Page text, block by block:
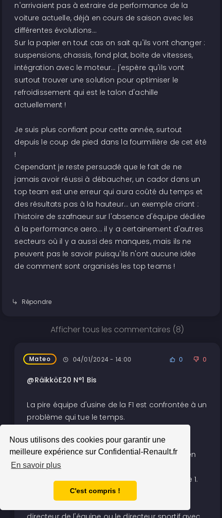
Nous utilisons des cookies pour garantir une
meilleure expérience sur Confidential-Renault.fr
En savoir plus
C'est compris !
n'arrivaient pas à extraire de performance de la
voiture actuelle, déjà en cours de saison avec les
différentes évolutions...
Sur la papier en tout cas on sait qu'ils vont changer :
suspensions, chassis, fond plat, boite de vitesses,
intégration avec le moteur... j'espère qu'ils vont
surtout trouver une solution pour optimiser le
refroidissement qui est le talon d'achille
actuellement !
Je suis plus confiant pour cette année, surtout
depuis le coup de pied dans la fourmilière de cet été
!
Cependant je reste persuadé que le fait de ne
jamais avoir réussi à débaucher, un cador dans un
top team est une erreur qui aura coûté du temps et
des résultats pas à la hauteur... un exemple criant :
l'histoire de szafnaeur sur l'absence d'équipe dédiée
à la performance aero... il y a certainement d'autres
secteurs où il y a aussi des manques, mais ils ne
peuvent pas le savoir puisqu'ils n'ont aucune idée
de comment sont organisés les top teams !
Répondre
Afficher tous les commentaires (8)
Mateo 04/01/2024 - 14:00 0 0
@RäikköE20 N°1 Bis
La pire équipe d'usine de la F1 est confrontée à un
problème qui tue le temps.
Un décalage fatal entre les attentes de
l'entreprise et ce qui s'est passé sur la piste en
2023 a entraîné de graves bouleversements
dans la gestion de l'équipe Alpine de Formule 1.